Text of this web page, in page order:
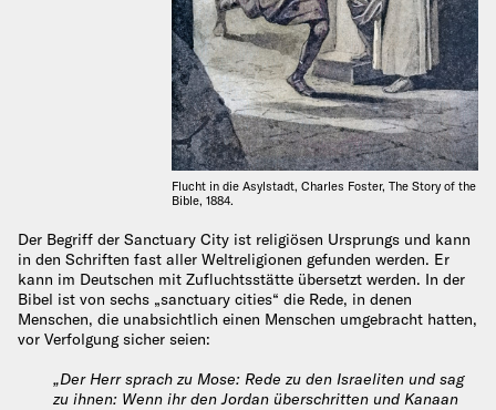
Flucht in die Asylstadt, Charles Foster, The Story of the
Bible, 1884.
Der Begriff der Sanctuary City ist religiösen Ursprungs und kann
in den Schriften fast aller Weltreligionen gefunden werden. Er
kann im Deutschen mit Zufluchtsstätte übersetzt werden. In der
Bibel ist von sechs „sanctuary cities“ die Rede, in denen
Menschen, die unabsichtlich einen Menschen umgebracht hatten,
vor Verfolgung sicher seien:
„Der Herr sprach zu Mose: Rede zu den Israeliten und sag
zu ihnen: Wenn ihr den Jordan überschritten und Kanaan